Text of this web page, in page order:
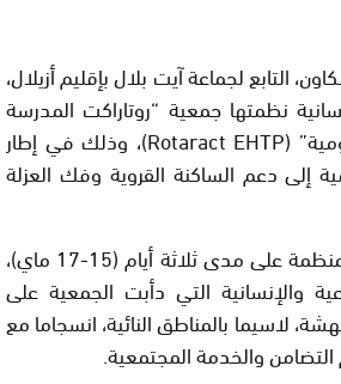
التابع لجماعة آيت بلال بإقليم أزيلال،
نظمتها جمعية “روتاراكت المدرسة
الحسنية للأشغال العمومية” (Rotaract EHTP)، وذلك في إطار
إلى دعم الساكنة القروية وفك العزلة
وتندرج هذه المبادرة، المنظمة على مدى ثلاثة أيام (15-17 ماي)،
والإنسانية التي دأبت الجمعية على
لاسيما بالمناطق النائية، انسجاما مع
التضامن والخدمة المجتمعية.